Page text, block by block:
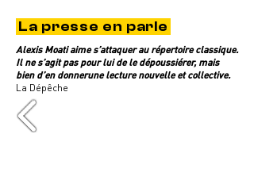
La presse en parle
Alexis Moati aime s’attaquer au répertoire classique.
Il ne s’agit pas pour lui de le dépoussiérer, mais
bien d’en donnerune lecture nouvelle et collective.
La Dépêche